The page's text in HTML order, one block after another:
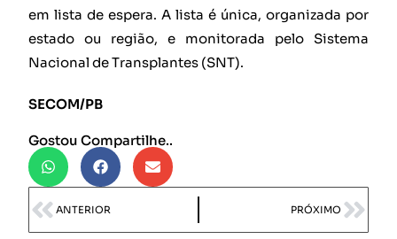
em lista de espera. A lista é única, organizada por
estado ou região, e monitorada pelo Sistema
Nacional de Transplantes (SNT).
SECOM/PB
Gostou Compartilhe..
ANTERIOR PRÓXIMO